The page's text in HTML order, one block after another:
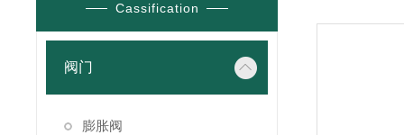
Cassification
阀门
膨胀阀